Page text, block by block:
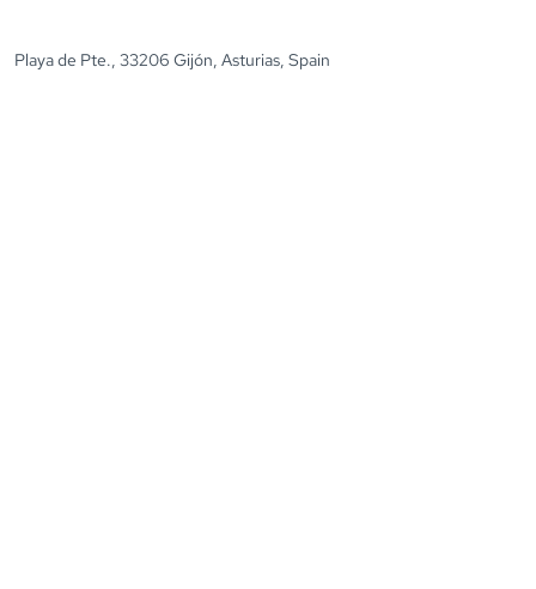
Playa de Pte., 33206 Gijón, Asturias, Spain